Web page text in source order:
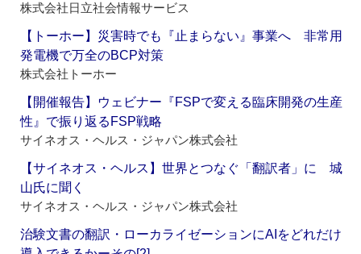
株式会社日立社会情報サービス
【トーホー】災害時でも『止まらない』事業へ 非常用
発電機で万全のBCP対策
株式会社トーホー
【開催報告】ウェビナー『FSPで変える臨床開発の生産
性』で振り返るFSP戦略
サイネオス・ヘルス・ジャパン株式会社
【サイネオス・ヘルス】世界とつなぐ「翻訳者」に 城
山氏に聞く
サイネオス・ヘルス・ジャパン株式会社
治験文書の翻訳・ローカライゼーションにAIをどれだけ